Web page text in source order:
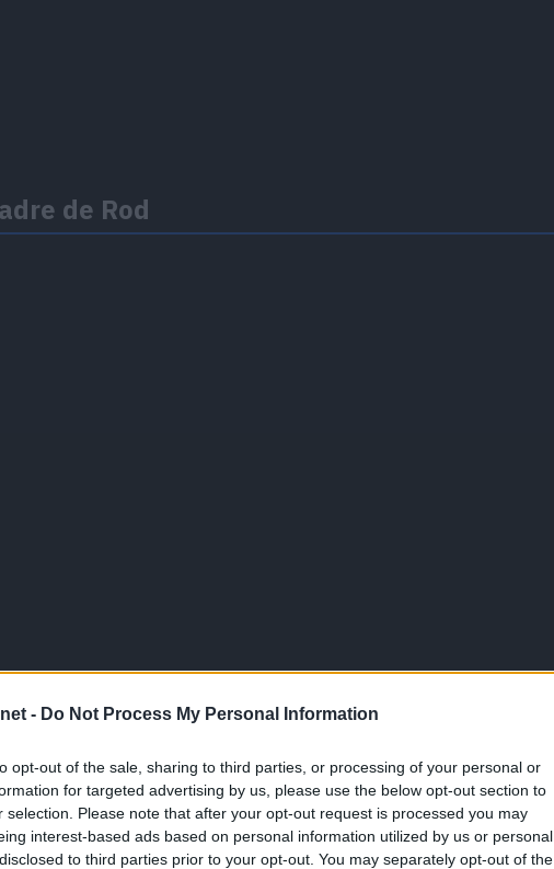
- Do Not Process My Personal Information
opt-out of the sale, sharing to third parties, or processing of your personal or
for targeted advertising by us, please use the below opt-out section to
selection. Please note that after your opt-out request is processed you may
interest-based ads based on personal information utilized by us or personal
to third parties prior to your opt-out. You may separately opt-out of the
de Rod